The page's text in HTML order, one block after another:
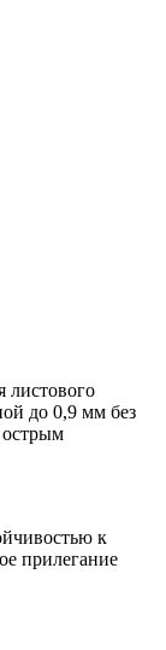
листового
до 0,9 мм без
острым
к
прилегание